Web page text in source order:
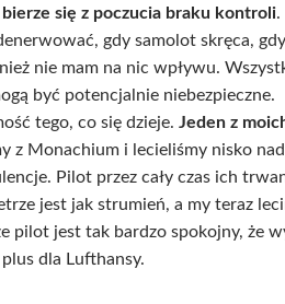
się z poczucia braku kontroli.
gdy samolot skręca,
nie mam na nic wpływu.
być potencjalnie niebezpieczne.
tego, co się dzieje. Jeden z
z Monachium i lecieliśmy nisko
Pilot przez cały czas ich
jest jak strumień, a my teraz
jest tak bardzo spokojny, że
dla Lufthansy.